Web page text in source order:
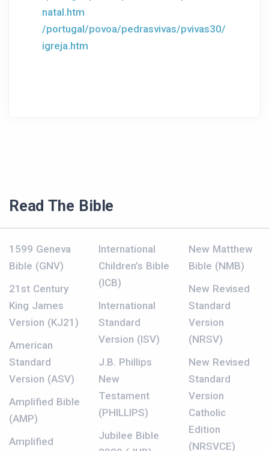
natal.htm
/portugal/povoa/pedrasvivas/pvivas30/
igreja.htm
Read The Bible
1599 Geneva
Bible (GNV)
21st Century
King James
Version (KJ21)
American
Standard
Version (ASV)
Amplified Bible
(AMP)
Amplified
International
Children’s Bible
(ICB)
International
Standard
Version (ISV)
J.B. Phillips
New
Testament
(PHILLIPS)
Jubilee Bible
New Matthew
Bible (NMB)
New Revised
Standard
Version
(NRSV)
New Revised
Standard
Version
Catholic
Edition
(NRSVCE)